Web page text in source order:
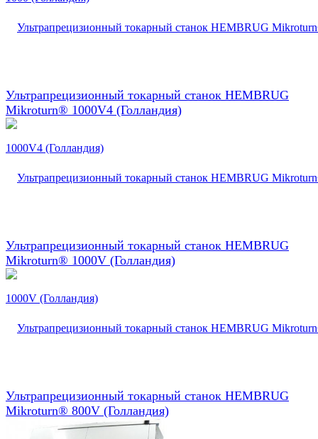
Ультрапрецизионный токарный станок HEMBRUG
Mikroturn® 1000V4 (Голландия)
Ультрапрецизионный токарный станок HEMBRUG
Mikroturn® 1000V (Голландия)
Ультрапрецизионный токарный станок HEMBRUG
Mikroturn® 800V (Голландия)